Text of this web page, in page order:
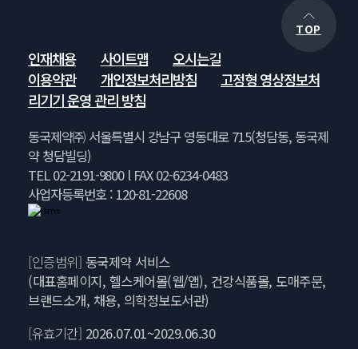
TOP
인재채용 사이트맵
오시는길
이용약관
개인정보처리방침
고정형 영상정보처
리기기 운영 관리 방침
동국제약㈜ 서울특별시 강남구 영동대로 715(청담동, 동국제
약 청담빌딩)
TEL 02-2191-9800 l FAX 02-6234-0483
사업자등록번호 : 120-81-22608
[인증범위] 동국제약 서비스
(대표홈페이지, 헬스케어몰(웹/앱), 건강식품몰, 도매주문,
브랜드소개, 채용, 의학정보도서관)
[유효기간] 2026.07.01~2029.06.30